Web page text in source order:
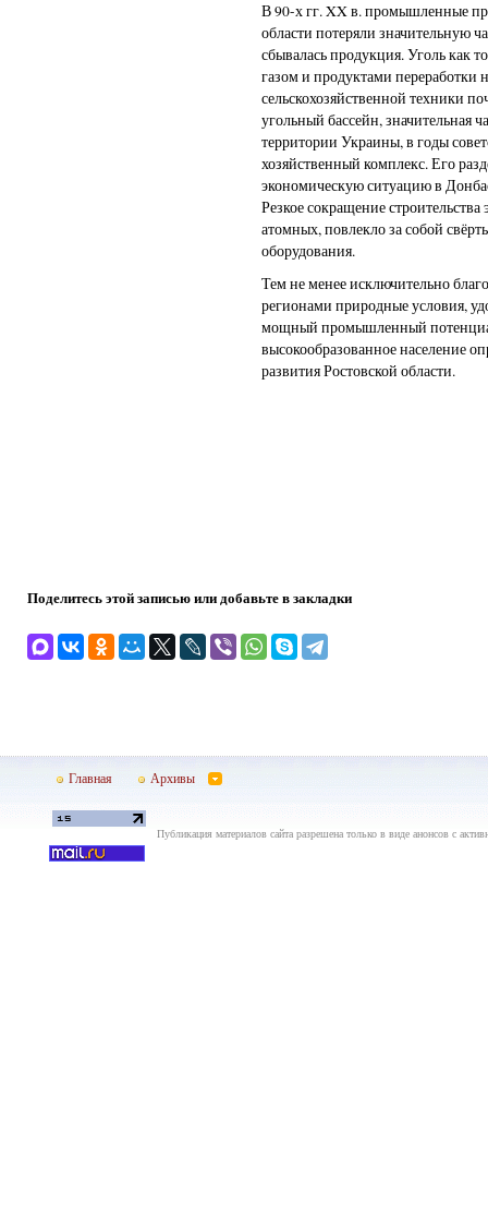
В 90-х гг. XX в. промышленные
области потеряли значительную
сбывалась продукция. Уголь как
газом и продуктами переработки
сельскохозяйственной техники
угольный бассейн, значительная
территории Украины, в годы
хозяйственный комплекс. Его
экономическую ситуацию в
Резкое сокращение
атомных, повлекло за собой
оборудования.
Тем не менее исключительно
регионами природные условия,
мощный промышленный
высокообразованное население
развития Ростовской области.
Поделитесь этой записью или добавьте в закладки
Главная Архивы
Публикация материалов сайта разрешена только в виде анонсов с